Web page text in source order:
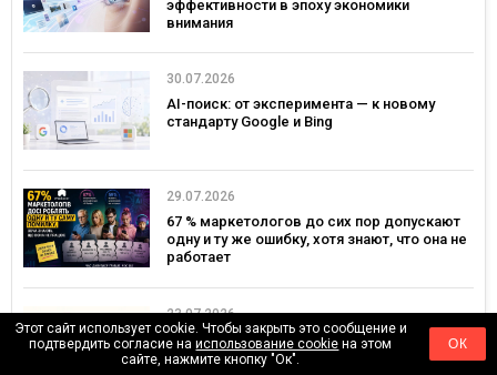
эффективности в эпоху экономики
внимания
30.07.2026
AI-поиск: от эксперимента — к новому
стандарту Google и Bing
29.07.2026
67 % маркетологов до сих пор допускают
одну и ту же ошибку, хотя знают, что она не
работает
23.07.2026
Как рассчитать окупаемость маркетинга
(ROMI)
Этот сайт использует cookie. Чтобы закрыть это сообщение и
подтвердить согласие наиспользование cookie на этом
сайте, нажмите кнопку "Ок".
ОК